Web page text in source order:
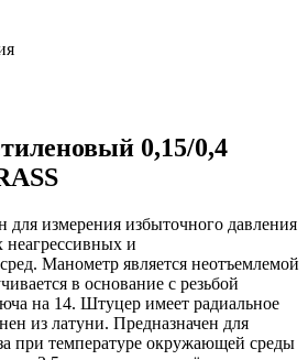
0,15/0,4
для измерения избыточного давления
неагрессивных и
Манометр является неотъемлемой
в основание с резьбой
на 14. Штуцер имеет радиальное
из латуни. Предназначен для
при температуре окружающей среды